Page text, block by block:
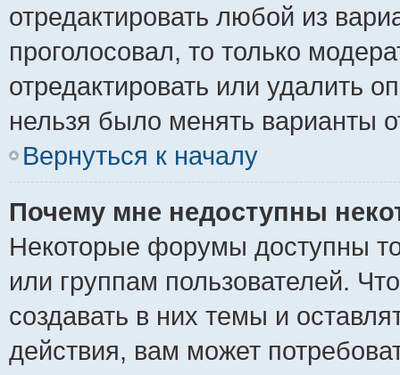
отредактировать любой из
проголосовал, то только
отредактировать или удалить
нельзя было менять варианты
Вернуться к началу
Почему мне недоступны
Некоторые форумы доступны
или группам пользователей.
создавать в них темы и
действия, вам может